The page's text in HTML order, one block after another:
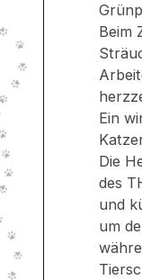
Beim
Ein
Die
des
und
um